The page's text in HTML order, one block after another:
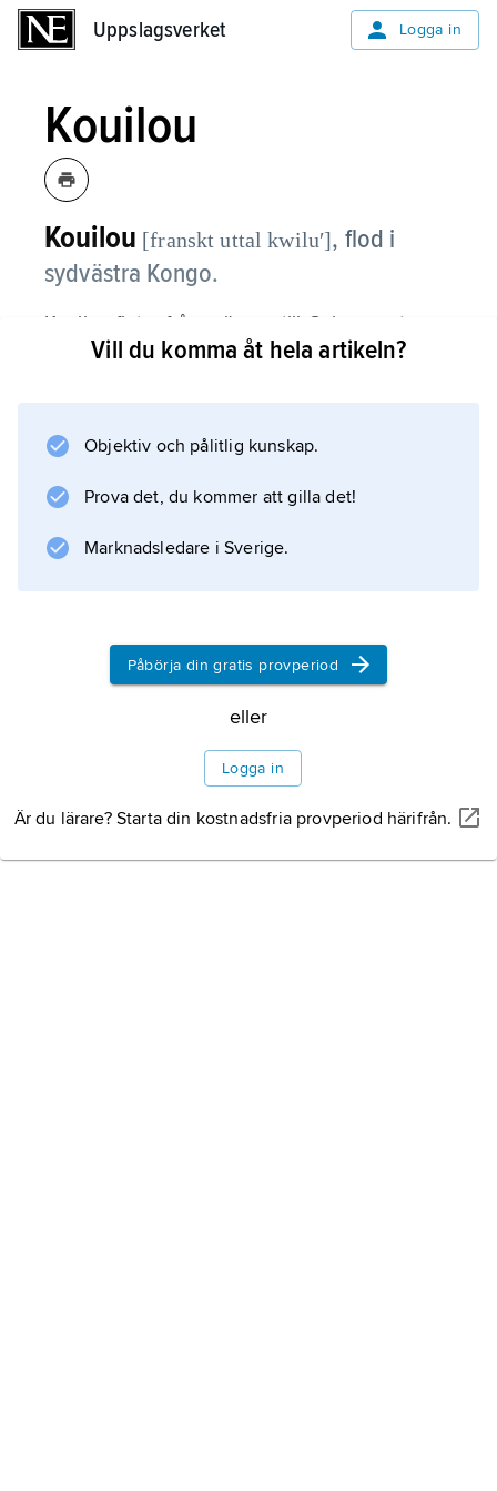
Uppslagsverket Logga in
Kouilou
Kouilou [franskt uttal kwiluʹ], flod i
sydvästra Kongo.
Kouilou flyter från gränsen till Gabon mot
sydväst och faller ut i Atlanten.
och medelvattenföringen ca 1 000 m
/s.
Vill du komma åt hela artikeln?
Objektiv och pålitlig kunskap.
Prova det, du kommer att gilla det!
Marknadsledare i Sverige.
Påbörja din gratis provperiod
eller
Logga in
Är du lärare? Starta din kostnadsfria provperiod härifrån.